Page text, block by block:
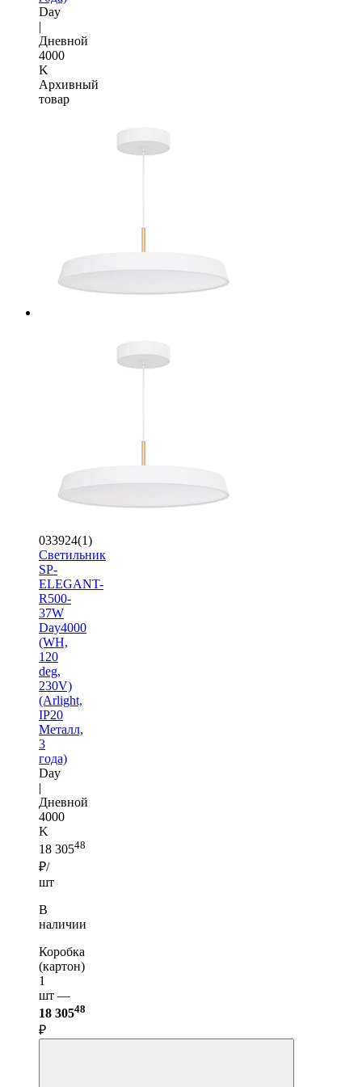
Day
|
Дневной
4000
K
Архивный
товар
033924(1)
Светильник
SP-
ELEGANT-
R500-
37W
Day4000
(WH,
120
deg,
230V)
(Arlight,
IP20
Металл,
3
года)
Day
|
Дневной
4000
K
18 30548
₽/
шт
В
наличии
Коробка
(картон)
1
шт —
18 30548
₽